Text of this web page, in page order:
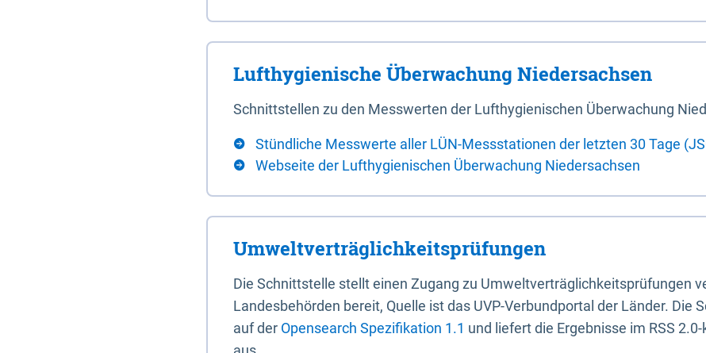
Lufthygienische Überwachung Niedersachsen
Schnittstellen zu den Messwerten der Lufthygienischen Überwachung
Stündliche Messwerte aller LÜN-Messstationen der letzten 30 Tage
Webseite der Lufthygienischen Überwachung Niedersachsen
Umweltverträglichkeitsprüfungen
Die Schnittstelle stellt einen Zugang zu Umweltverträglichkeitsprüfungen
Landesbehörden bereit, Quelle ist das UVP-Verbundportal der Länder. Die
auf der Opensearch Spezifikation 1.1 und liefert die Ergebnisse im RSS